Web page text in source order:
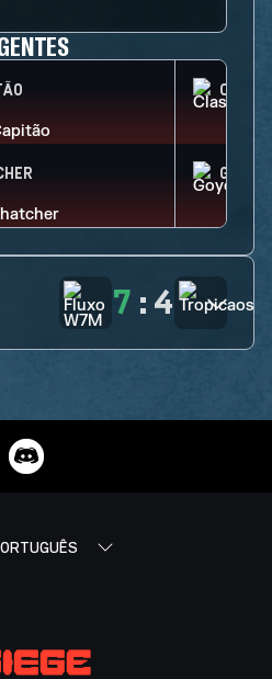
CLASH
GOYO
7 : 4